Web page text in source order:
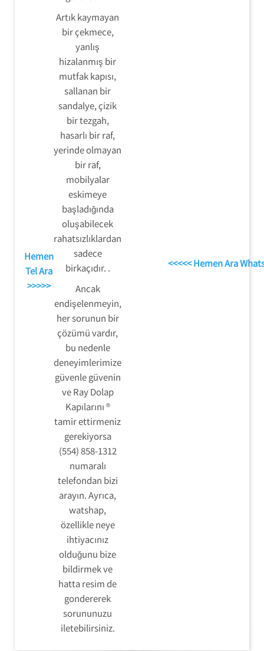
Hemen
Tel Ara
>>>>>
Artık kaymayan
bir çekmece,
yanlış
hizalanmış bir
mutfak kapısı,
sallanan bir
sandalye, çizik
bir tezgah,
hasarlı bir raf,
yerinde olmayan
bir raf,
mobilyalar
eskimeye
başladığında
oluşabilecek
rahatsızlıklardan
sadece
birkaçıdır. .
Ancak
endişelenmeyin,
her sorunun bir
çözümü vardır,
bu nedenle
deneyimlerimize
güvenle güvenin
ve Ray Dolap
Kapılarını ®
tamir ettirmeniz
gerekiyorsa
(554) 858-1312
numaralı
telefondan bizi
arayın. Ayrıca,
watshap,
özellikle neye
ihtiyacınız
olduğunu bize
bildirmek ve
hatta resim de
gondererek
sorununuzu
iletebilirsiniz.
<<<<< Hemen Ara